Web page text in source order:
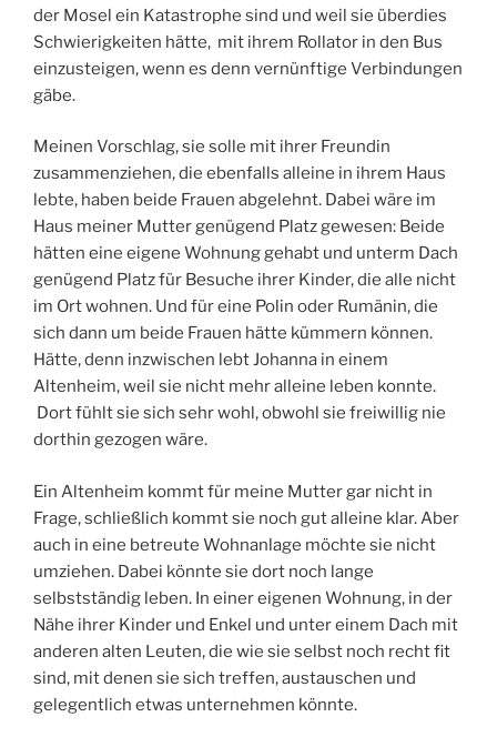
der Mosel ein Katastrophe sind und weil sie überdies
Schwierigkeiten hätte, mit ihrem Rollator in den Bus
einzusteigen, wenn es denn vernünftige Verbindungen
gäbe.
Meinen Vorschlag, sie solle mit ihrer Freundin
zusammenziehen, die ebenfalls alleine in ihrem Haus
lebte, haben beide Frauen abgelehnt. Dabei wäre im
Haus meiner Mutter genügend Platz gewesen: Beide
hätten eine eigene Wohnung gehabt und unterm Dach
genügend Platz für Besuche ihrer Kinder, die alle nicht
im Ort wohnen. Und für eine Polin oder Rumänin, die
sich dann um beide Frauen hätte kümmern können.
Hätte, denn inzwischen lebt Johanna in einem
Altenheim, weil sie nicht mehr alleine leben konnte.
Dort fühlt sie sich sehr wohl, obwohl sie freiwillig nie
dorthin gezogen wäre.
Ein Altenheim kommt für meine Mutter gar nicht in
Frage, schließlich kommt sie noch gut alleine klar. Aber
auch in eine betreute Wohnanlage möchte sie nicht
umziehen. Dabei könnte sie dort noch lange
selbstständig leben. In einer eigenen Wohnung, in der
Nähe ihrer Kinder und Enkel und unter einem Dach mit
anderen alten Leuten, die wie sie selbst noch recht fit
sind, mit denen sie sich treffen, austauschen und
gelegentlich etwas unternehmen könnte.